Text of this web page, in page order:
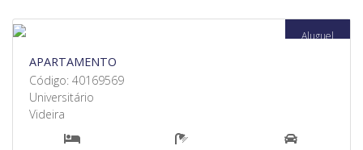
Aluguel
APARTAMENTO
Código: 40169569
Universitário
Videira